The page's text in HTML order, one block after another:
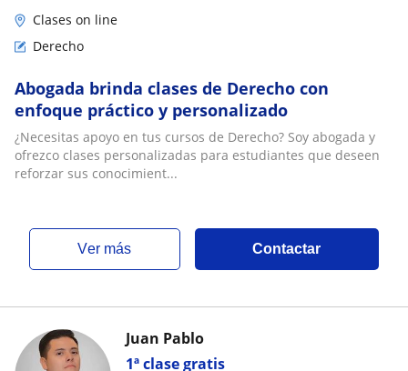
Clases on line
Derecho
Abogada brinda clases de Derecho con
enfoque práctico y personalizado
¿Necesitas apoyo en tus cursos de Derecho? Soy abogada y
ofrezco clases personalizadas para estudiantes que deseen
reforzar sus conocimient...
ver más Contactar
1ª clase gratis
Juan Pablo